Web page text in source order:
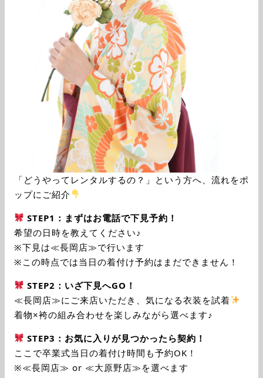
「どうやってレンタルするの？」という方へ、流れをポ
ップにご紹介
STEP1：まずはお電話で下見予約！
希望の日時を教えてください♪
※下見は≪長岡店≫で行います
※この時点では当日の着付け予約はまだできません！
STEP2：いざ下見へGO！
≪長岡店≫にご来店いただき、気になる衣装を試着
着物×袴の組み合わせを楽しみながら選べます♪
STEP3：お気に入りが見つかったら契約！
ここで卒業式当日の着付け時間も予約OK！
※≪長岡店≫ or ≪大原野店≫を選べます